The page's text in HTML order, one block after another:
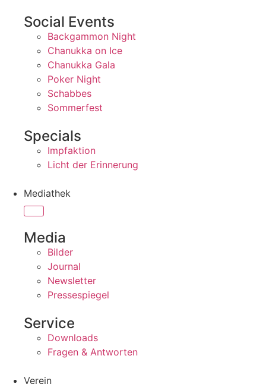
Social Events
Backgammon Night
Chanukka on Ice
Chanukka Gala
Poker Night
Schabbes
Sommerfest
Specials
Impfaktion
Licht der Erinnerung
Mediathek
Media
Bilder
Journal
Newsletter
Pressespiegel
Service
Downloads
Fragen & Antworten
Verein